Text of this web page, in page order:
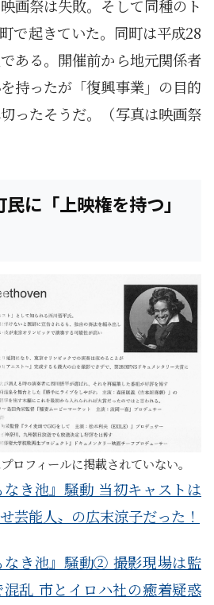
画祭は失敗。そして同種のト
で起きていた。同町は平成28
ある。開催前から地元関係者
持ったが「復興事業」の目的
ったそうだ。（写真は映画祭
に「上映権を持つ」
ロフィールに掲載されていない。
なき池』騒動 当初キャストは
芸能人〟の広末涼子だった！
なき池』騒動② 撮影現場は監
乱 市とイロハ社の癒着疑惑